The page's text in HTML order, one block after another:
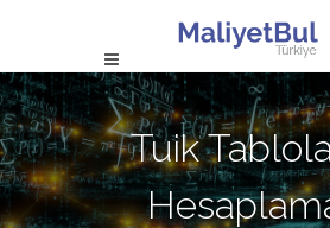
Tuik